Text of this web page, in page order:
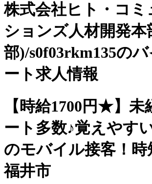
株式会社ヒト・コミ
ションズ人材開発本
部)/s0f03rkm135の
ート求人情報
【時給1700円★】未
ート多数♪覚えやす
のモバイル接客！時
福井市